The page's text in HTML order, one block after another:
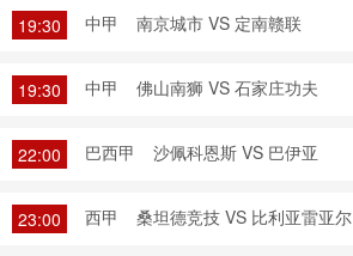
19:30 中甲 南京城市 VS 定南赣联
19:30 中甲 佛山南狮 VS 石家庄功夫
22:00 巴西甲 沙佩科恩斯 VS 巴伊亚
23:00 西甲 桑坦德竞技 VS 比利亚雷亚尔